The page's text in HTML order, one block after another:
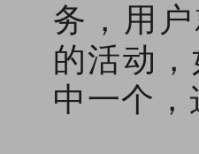
务，用
的活动
中一个